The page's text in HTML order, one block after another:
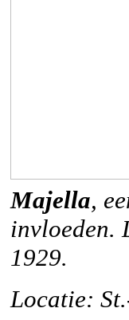
Majella,
invloeden.
1929.
Locatie: